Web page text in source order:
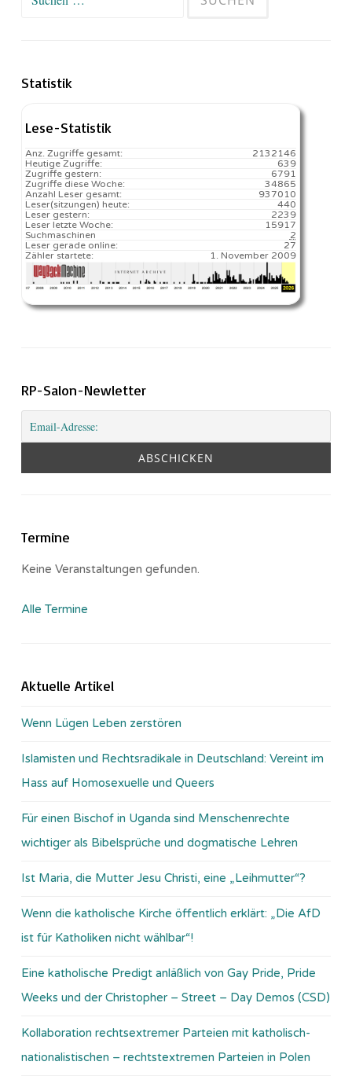
Statistik
Lese-Statistik
2132146
Anz. Zugriffe gesamt:
639
Heutige Zugriffe:
6791
Zugriffe gestern:
34865
Zugriffe diese Woche:
937010
Anzahl Leser gesamt:
440️
Leser(sitzungen) heute:
2239
Leser gestern:
15917️
Leser letzte Woche:
2
Suchmaschinen
27
Leser gerade online:
1. November 2009
Zähler startete:
RP-Salon-Newletter
Termine
Keine Veranstaltungen gefunden.
Alle Termine
Aktuelle Artikel
Wenn Lügen Leben zerstören
Islamisten und Rechtsradikale in Deutschland: Vereint im
Hass auf Homosexuelle und Queers
Für einen Bischof in Uganda sind Menschenrechte
wichtiger als Bibelsprüche und dogmatische Lehren
Ist Maria, die Mutter Jesu Christi, eine „Leihmutter“?
Wenn die katholische Kirche öffentlich erklärt: „Die AfD
ist für Katholiken nicht wählbar“!
Eine katholische Predigt anläßlich von Gay Pride, Pride
Weeks und der Christopher – Street – Day Demos (CSD)
Kollaboration rechtsextremer Parteien mit katholisch-
nationalistischen – rechtstextremen Parteien in Polen